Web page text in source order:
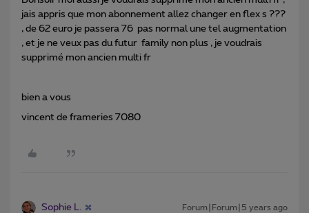
jais appris que mon abonnement allez changer en flex s ???
, de 62 euro je passera 76 pas normal une tel augmentation
, et je ne veux pas du futur family non plus , je voudrais
supprimé mon ancien multi fr
bien a vous
vincent de frameries 7080
Sophie L. Forum|Forum|5 years ago